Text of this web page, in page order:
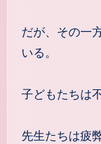
だが、その一
いる。
子どもたちは
先生たちは疲